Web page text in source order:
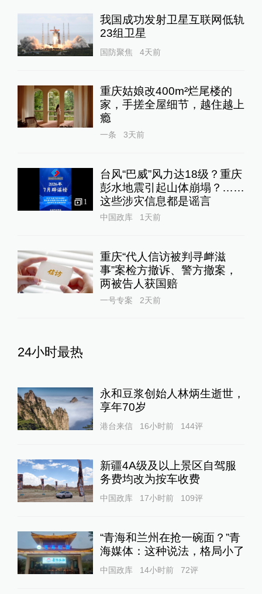
我国成功发射卫星互联网低轨
23组卫星
国防聚焦 4天前
重庆姑娘改400m²烂尾楼的
家，手搓全屋细节，越住越上
瘾
一条 3天前
1
台风“巴威”风力达18级？重庆
彭水地震引起山体崩塌？……
这些涉灾信息都是谣言
中国政库 1天前
重庆“代人信访被判寻衅滋
事”案检方撤诉、警方撤案，
两被告人获国赔
一号专案 2天前
24小时最热
永和豆浆创始人林炳生逝世，
享年70岁
港台来信 16小时前 144评
新疆4A级及以上景区自驾服
务费均改为按车收费
中国政库 17小时前 109评
“青海和兰州在抢一碗面？”青
海媒体：这种说法，格局小了
中国政库 14小时前 72评